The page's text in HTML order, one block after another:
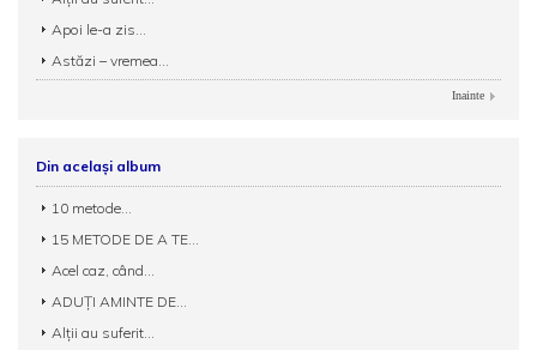
Apoi le-a zis...
Astăzi – vremea...
Inainte
Din același album
10 metode...
15 METODE DE A TE...
Acel caz, când...
ADUȚI AMINTE DE...
Alţii au suferit...